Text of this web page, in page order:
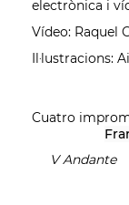
electrònica i
Vídeo: Raquel
Il·lustracions:
Cuatro
V Andante